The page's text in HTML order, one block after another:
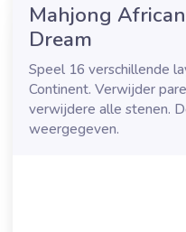
Mahjong African
Dream
Speel 16 verschillende
Continent. Verwijder
verwijdere alle stenen.
weergegeven.